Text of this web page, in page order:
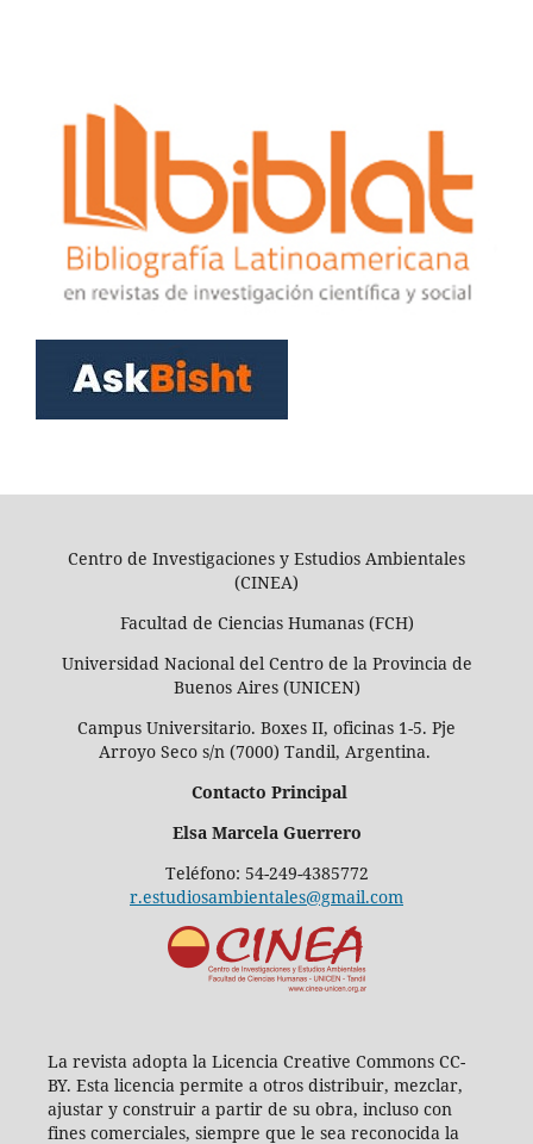
Centro de Investigaciones y Estudios Ambientales
(CINEA)
Facultad de Ciencias Humanas (FCH)
Universidad Nacional del Centro de la Provincia de
Buenos Aires (UNICEN)
Campus Universitario. Boxes II, oficinas 1-5. Pje
Arroyo Seco s/n (7000) Tandil, Argentina.
Contacto Principal
Elsa Marcela Guerrero
Teléfono: 54-249-4385772
r.estudiosambientales@gmail.com
La revista adopta la Licencia Creative Commons CC-
BY. Esta licencia permite a otros distribuir, mezclar,
ajustar y construir a partir de su obra, incluso con
fines comerciales, siempre que le sea reconocida la